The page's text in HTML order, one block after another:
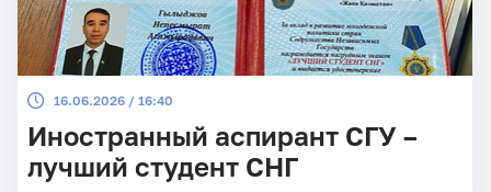
16.06.2026 / 16:40
Иностранный аспирант СГУ –
лучший студент СНГ